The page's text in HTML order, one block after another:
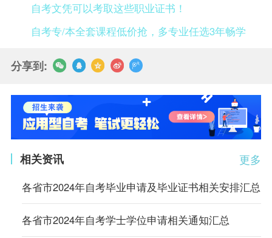
自考文凭可以考取这些职业证书！
自考专/本全套课程低价抢，多专业任选3年畅学
分享到:
更多
相关资讯
各省市2024年自考毕业申请及毕业证书相关安排汇总
各省市2024年自考学士学位申请相关通知汇总